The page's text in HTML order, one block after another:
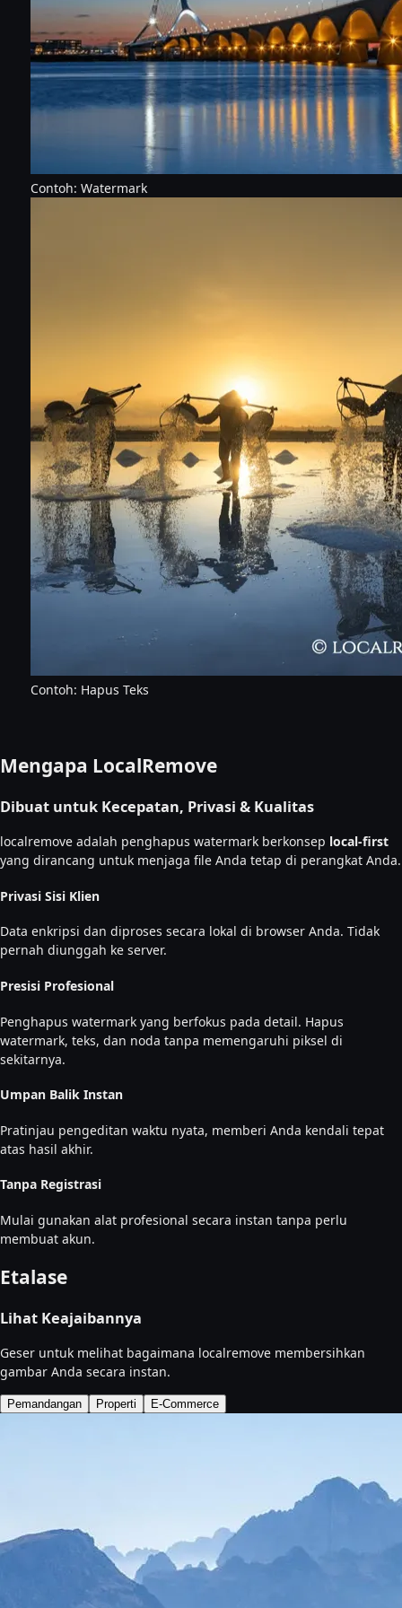
Contoh: Watermark
Contoh: Hapus Teks
Mengapa LocalRemove
Dibuat untuk Kecepatan, Privasi & Kualitas
localremove adalah penghapus watermark berkonsep local-first
yang dirancang untuk menjaga file Anda tetap di perangkat Anda.
Privasi Sisi Klien
Data enkripsi dan diproses secara lokal di browser Anda. Tidak
pernah diunggah ke server.
Presisi Profesional
Penghapus watermark yang berfokus pada detail. Hapus
watermark, teks, dan noda tanpa memengaruhi piksel di
sekitarnya.
Umpan Balik Instan
Pratinjau pengeditan waktu nyata, memberi Anda kendali tepat
atas hasil akhir.
Tanpa Registrasi
Mulai gunakan alat profesional secara instan tanpa perlu
membuat akun.
Etalase
Lihat Keajaibannya
Geser untuk melihat bagaimana localremove membersihkan
gambar Anda secara instan.
Pemandangan Properti E-Commerce